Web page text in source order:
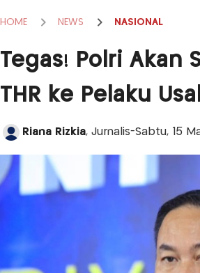
HOME NEWS NASIONAL
Tegas! Polri Akan
THR ke Pelaku
Riana Rizkia, Jurnalis-Sabtu, 15